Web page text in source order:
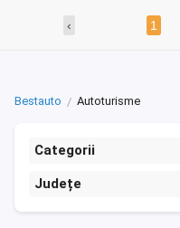
‹ 1
Bestauto Autoturisme
Categorii
Județe